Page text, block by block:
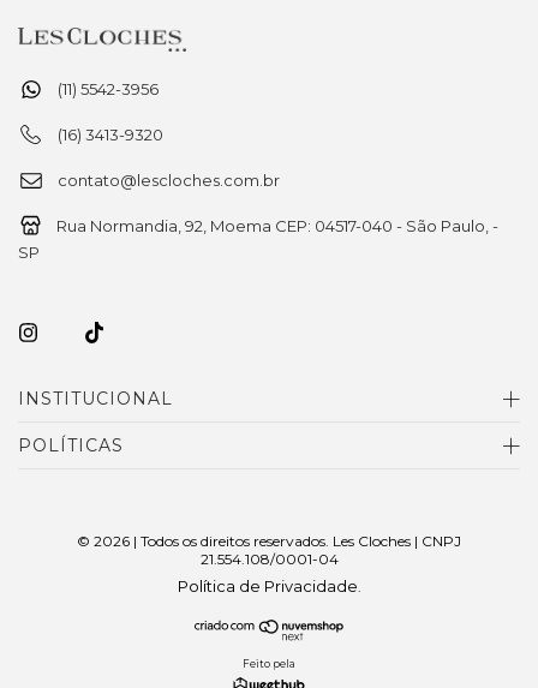
(11) 5542-3956
(16) 3413-9320
contato@lescloches.com.br
Rua Normandia, 92, Moema CEP: 04517-040 - São Paulo, -
SP
INSTITUCIONAL
POLÍTICAS
© 2026 | Todos os direitos reservados. Les Cloches | CNPJ
21.554.108/0001-04
Política de Privacidade
Feito pela